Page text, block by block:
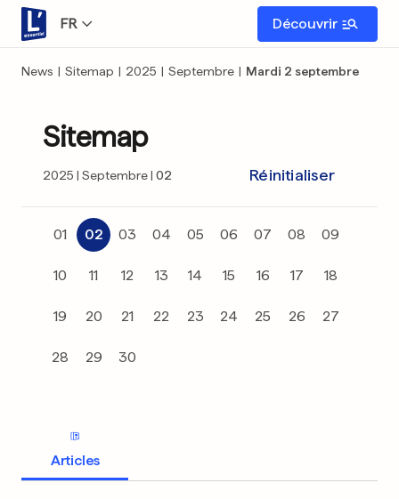
FR Découvrir
News | Sitemap | 2025 | Septembre | Mardi 2 septembre
Sitemap
2025 Septembre 02 Réinitialiser
01 02 03 04 05 06 07 08 09
10 11 12 13 14 15 16 17 18
19 20 21 22 23 24 25 26 27
28 29 30
Articles